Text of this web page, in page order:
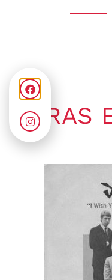
OTRAS